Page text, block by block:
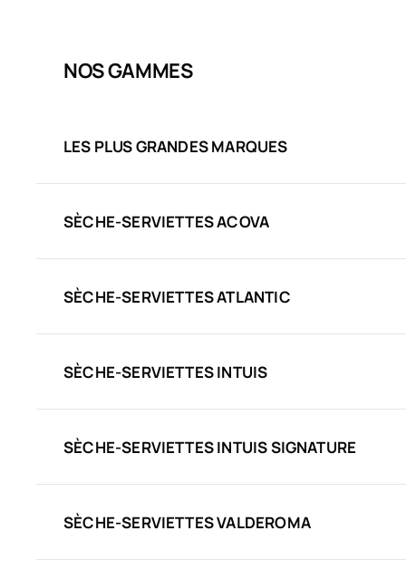
NOS GAMMES
LES PLUS GRANDES MARQUES
SÈCHE-SERVIETTES ACOVA
SÈCHE-SERVIETTES ATLANTIC
SÈCHE-SERVIETTES INTUIS
SÈCHE-SERVIETTES INTUIS SIGNATURE
SÈCHE-SERVIETTES VALDEROMA